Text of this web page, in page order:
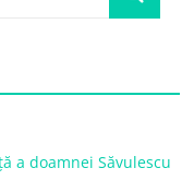
a doamnei Săvulescu